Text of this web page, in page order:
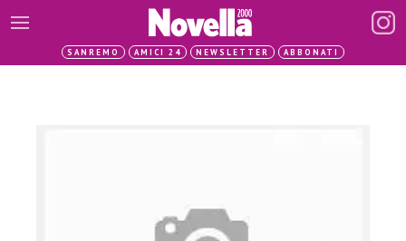
SANREMO AMICI 24 NEWSLETTER ABBONATI